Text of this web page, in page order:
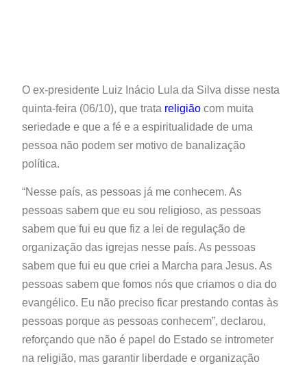
O ex-presidente Luiz Inácio Lula da Silva disse nesta
quinta-feira (06/10), que trata religião com muita
seriedade e que a fé e a espiritualidade de uma
pessoa não podem ser motivo de banalização
política.
“Nesse país, as pessoas já me conhecem. As
pessoas sabem que eu sou religioso, as pessoas
sabem que fui eu que fiz a lei de regulação de
organização das igrejas nesse país. As pessoas
sabem que fui eu que criei a Marcha para Jesus. As
pessoas sabem que fomos nós que criamos o dia do
evangélico. Eu não preciso ficar prestando contas às
pessoas porque as pessoas conhecem”, declarou,
reforçando que não é papel do Estado se intrometer
na religião, mas garantir liberdade e organização